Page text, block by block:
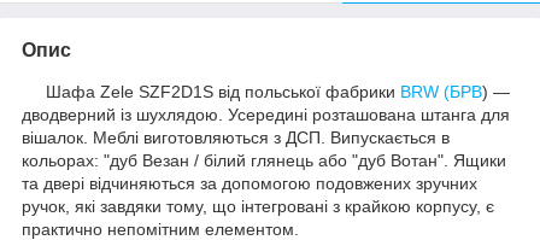
Опис
Шафа Zele SZF2D1S від польської фабрики BRW (БРВ) —
дводверний із шухлядою. Усередині розташована штанга для
вішалок. Меблі виготовляються з ДСП. Випускається в
кольорах: "дуб Везан / білий глянець або "дуб Вотан". Ящики
та двері відчиняються за допомогою подовжених зручних
ручок, які завдяки тому, що інтегровані з крайкою корпусу, є
практично непомітним елементом.